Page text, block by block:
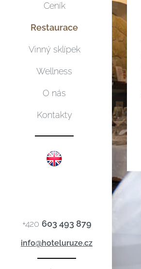
Ceník
Restaurace
Vinný sklípek
Wellness
O nás
Kontakty
+420 603 493 879
info@hoteluruze.cz